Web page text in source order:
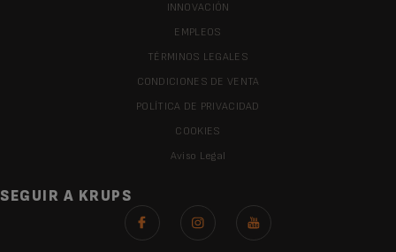
INNOVACIÓN
EMPLEOS
TÉRMINOS LEGALES
CONDICIONES DE VENTA
POLÍTICA DE PRIVACIDAD
COOKIES
Aviso Legal
SEGUIR A KRUPS